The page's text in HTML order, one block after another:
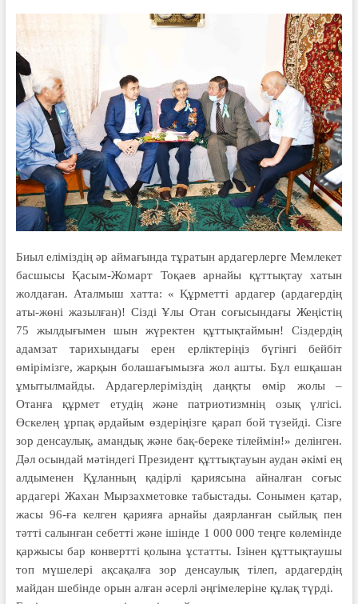
Биыл еліміздің әр аймағында тұра­тын ардагерлерге Мемлекет
басшысы Қасым-Жомарт Тоқаев арнайы құт­тықтау хатын
жолдаған. Аталмыш хатта: « Құрметті ардагер (ардагердің
аты-жөні жазылған)! Сізді Ұлы Отан соғысындағы Жеңістің
75 жылдығы­мен шын жүректен құттықтаймын! Сіздер­дің
адамзат тарихындағы ерен ерліктеріңіз бүгінгі бейбіт
өмірімізге, жарқын болашағымызға жол ашты. Бұл ешқашан
ұмытылмайды. Ардагерлеріміздің даңқты өмір жолы –
Отанға құрмет етудің және патриотизм­нің озық үлгісі.
Өскелең ұрпақ әрдайым өздеріңізге қарап бой түзейді. Сізге
зор денсаулық, амандық және бақ-береке тілеймін!» делінген.
Дәл осындай мәтіндегі Президент құт­тықтауын аудан әкімі ең
алдыменен Құланның қадірлі қариясына айналған соғыс
ардагері Жахан Мырзахметовке табыстады. Сонымен қатар,
жасы 96-ға келген қарияға арнайы даярланған сыйлық пен
тәтті салынған себетті және ішінде 1 000 000 теңге көлемінде
қаржысы бар конвертті қолына ұстатты. Ізінен құттықтаушы
топ мүшелері ақ­сақалға зор денсаулық тілеп, ардагер­дің
майдан шебінде орын алған әсерлі әңгімелеріне құлақ түрді.